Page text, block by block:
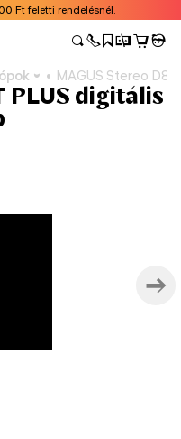
Ft feletti rendelésnél.
MAGUS Stereo
PLUS digitális